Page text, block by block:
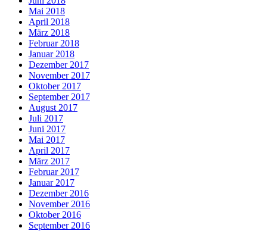
Mai 2018
April 2018
März 2018
Februar 2018
Januar 2018
Dezember 2017
November 2017
Oktober 2017
September 2017
August 2017
Juli 2017
Juni 2017
Mai 2017
April 2017
März 2017
Februar 2017
Januar 2017
Dezember 2016
November 2016
Oktober 2016
September 2016